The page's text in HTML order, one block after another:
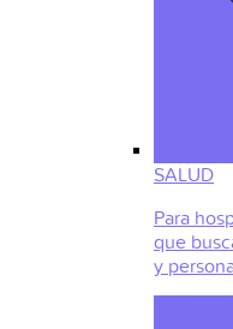
SALUD
Para
que
y